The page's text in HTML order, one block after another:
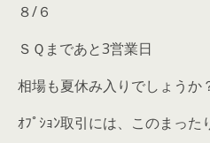
８/６
ＳＱまであと3営業日
相場も夏休み入りでしょうか
ｵﾌﾟｼｮﾝ取引には、このまった